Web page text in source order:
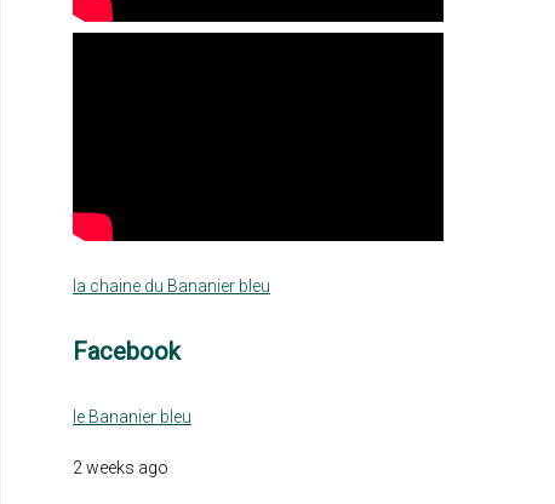
la chaine du Bananier bleu
Facebook
le Bananier bleu
2 weeks ago